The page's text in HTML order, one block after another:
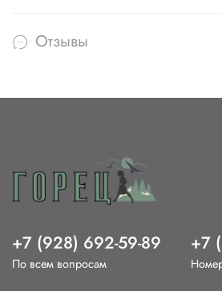
Отзывы
+7 (928) 692-59-89
По всем вопросам
+7